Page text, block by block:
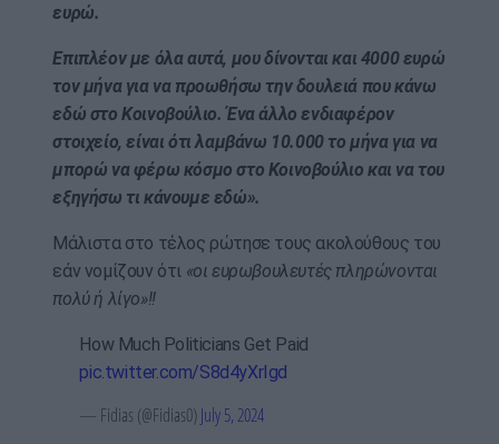
ευρώ.
Επιπλέον με όλα αυτά, μου δίνονται και 4000 ευρώ
τον μήνα για να προωθήσω την δουλειά που κάνω
εδώ στο Κοινοβούλιο. Ένα άλλο ενδιαφέρον
στοιχείο, είναι ότι λαμβάνω 10.000 το μήνα για να
μπορώ να φέρω κόσμο στο Κοινοβούλιο και να του
εξηγήσω τι κάνουμε εδώ».
Μάλιστα στο τέλος ρώτησε τους ακολούθους του
εάν νομίζουν ότι «οι ευρωβουλευτές πληρώνονται
πολύ ή λίγο»!!
How Much Politicians Get Paid
pic.twitter.com/S8d4yXrIgd
— Fidias (@Fidias0)July 5, 2024